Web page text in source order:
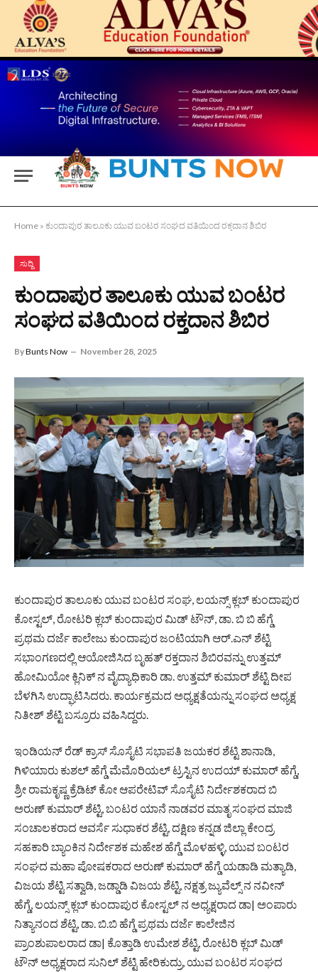
Home » ಕುಂದಾಪುರ ತಾಲೂಕು ಯುವ ಬಂಟರ ಸಂಘದ ವತಿಯಿಂದ ರಕ್ತದಾನ ಶಿಬಿರ
ಸುದ್ದಿ
ಕುಂದಾಪುರ ತಾಲೂಕು ಯುವ ಬಂಟರ
ಸಂಘದ ವತಿಯಿಂದ ರಕ್ತದಾನ ಶಿಬಿರ
ByBunts Now November 28, 2025
ಕುಂದಾಪುರ ತಾಲೂಕು ಯುವ ಬಂಟರ ಸಂಘ, ಲಯನ್ಸ್ ಕ್ಲಬ್ ಕುಂದಾಪುರ
ಕೋಸ್ಟಲ್, ರೋಟರಿ ಕ್ಲಬ್ ಕುಂದಾಪುರ ಮಿಡ್ ಟೌನ್, ಡಾ. ಬಿ ಬಿ ಹೆಗ್ಡೆ
ಪ್ರಥಮ ದರ್ಜೆ ಕಾಲೇಜು ಕುಂದಾಪುರ ಜಂಟಿಯಾಗಿ ಆರ್.ಎನ್ ಶೆಟ್ಟಿ
ಸಭಾಂಗಣದಲ್ಲಿ ಆಯೋಜಿಸಿದ ಬೃಹತ್ ರಕ್ತದಾನ ಶಿಬಿರವನ್ನು ಉತ್ತಮ್
ಹೋಮಿಯೋ ಕ್ಲಿನಿಕ್ ನ ವೈದ್ಯಾಧಿಕಾರಿ ಡಾ. ಉತ್ತಮ್ ಕುಮಾರ್ ಶೆಟ್ಟಿ ದೀಪ
ಬೆಳಗಿಸಿ ಉದ್ಘಾಟಿಸಿದರು. ಕಾರ್ಯಕ್ರಮದ ಅಧ್ಯಕ್ಷತೆಯನ್ನು ಸಂಘದ ಅಧ್ಯಕ್ಷ
ನಿತೀಶ್ ಶೆಟ್ಟಿ ಬಸ್ರೂರು ವಹಿಸಿದ್ದರು.
ಇಂಡಿಯನ್ ರೆಡ್ ಕ್ರಾಸ್ ಸೊಸೈಟಿ ಸಭಾಪತಿ ಜಯಕರ ಶೆಟ್ಟಿ ಶಾನಾಡಿ,
ಗಿಳಿಯಾರು ಕುಶಲ್ ಹೆಗ್ಡೆ ಮೆಮೊರಿಯಲ್ ಟ್ರಸ್ಟಿನ ಉದಯ್ ಕುಮಾರ್ ಹೆಗ್ಡೆ,
ಶ್ರೀ ರಾಮಕೃಷ್ಣ ಕ್ರೆಡಿಟ್ ಕೋ ಆಪರೇಟಿವ್ ಸೊಸೈಟಿ ನಿರ್ದೇಶಕರಾದ ಬಿ
ಅರುಣ್ ಕುಮಾರ್ ಶೆಟ್ಟಿ, ಬಂಟರ ಯಾನೆ ನಾಡವರ ಮಾತೃ ಸಂಘದ ಮಾಜಿ
ಸಂಚಾಲಕರಾದ ಆವರ್ಸೆ ಸುಧಾಕರ ಶೆಟ್ಟಿ, ದಕ್ಷಿಣ ಕನ್ನಡ ಜಿಲ್ಲಾ ಕೇಂದ್ರ
ಸಹಕಾರಿ ಬ್ಯಾಂಕಿನ ನಿರ್ದೇಶಕ ಮಹೇಶ ಹೆಗ್ಡೆ ಮೊಳಹಳ್ಳಿ, ಯುವ ಬಂಟರ
ಸಂಘದ ಮಹಾ ಪೋಷಕರಾದ ಅರುಣ್ ಕುಮಾರ್ ಹೆಗ್ಡೆ ಯಡಾಡಿ ಮತ್ಯಾಡಿ,
ವಿಜಯ ಶೆಟ್ಟಿ ಸತ್ವಾಡಿ, ಜಡ್ಡಾಡಿ ವಿಜಯ ಶೆಟ್ಟಿ, ನಕ್ಷತ್ರ ಜ್ಯುವೆಲ್ಸ್ ನ ನವೀನ್
ಹೆಗ್ಡೆ, ಲಯನ್ಸ್ ಕ್ಲಬ್ ಕುಂದಾಪುರ ಕೋಸ್ಟಲ್ ನ ಅಧ್ಯಕ್ಷರಾದ ಡಾ| ಅಂಪಾರು
ನಿತ್ಯಾನಂದ ಶೆಟ್ಟಿ, ಡಾ. ಬಿ.ಬಿ ಹೆಗ್ಡೆ ಪ್ರಥಮ ದರ್ಜೆ ಕಾಲೇಜಿನ
ಪ್ರಾಂಶುಪಾಲರಾದ ಡಾ| ಕೊತ್ತಾಡಿ ಉಮೇಶ ಶೆಟ್ಟಿ, ರೋಟರಿ ಕ್ಲಬ್ ಮಿಡ್
ಟೌನ್ ಅಧ್ಯಕ್ಷರಾದ ಸುನಿಲ್ ಶೆಟ್ಟಿ ಹೇರಿಕುದ್ರು, ಯುವ ಬಂಟರ ಸಂಘದ